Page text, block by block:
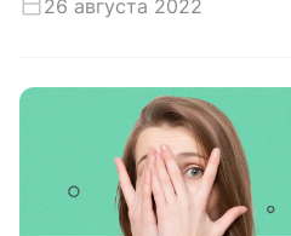
26 августа 2022